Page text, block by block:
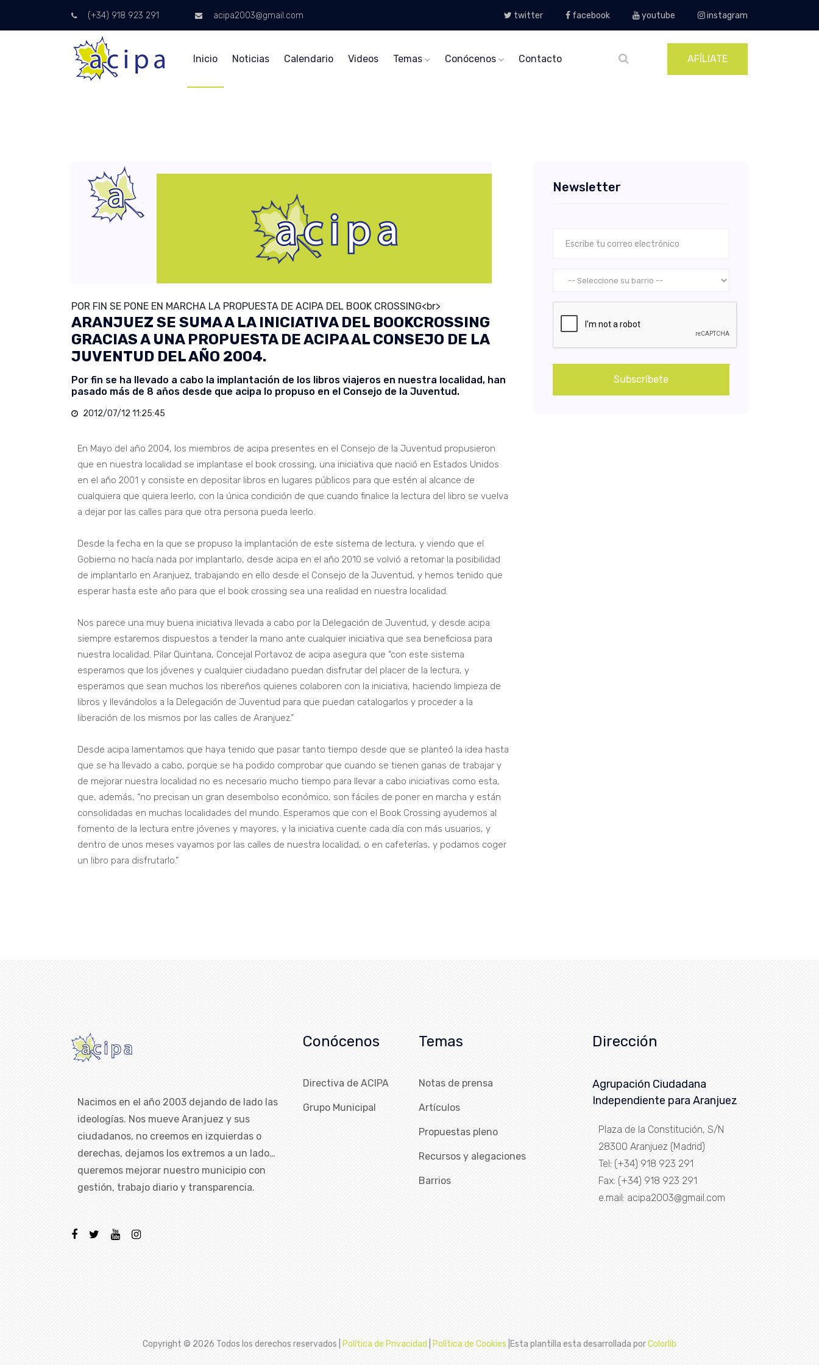
(+34) 918 923 291 acipa2003@gmail.com twitter facebook youtube instagram
Inicio Noticias Calendario Videos Temas Conócenos Contacto AFÍLIATE
POR FIN SE PONE EN MARCHA LA PROPUESTA DE ACIPA DEL BOOK CROSSING<br>
ARANJUEZ SE SUMA A LA INICIATIVA DEL BOOKCROSSING
GRACIAS A UNA PROPUESTA DE ACIPA AL CONSEJO DE LA
JUVENTUD DEL AÑO 2004.
Por fin se ha llevado a cabo la implantación de los libros viajeros en nuestra localidad, han
pasado más de 8 años desde que acipa lo propuso en el Consejo de la Juventud.
2012/07/12 11:25:45
En Mayo del año 2004, los miembros de acipa presentes en el Consejo de la Juventud propusieron
que en nuestra localidad se implantase el book crossing, una iniciativa que nació en Estados Unidos
en el año 2001 y consiste en depositar libros en lugares públicos para que estén al alcance de
cualquiera que quiera leerlo, con la única condición de que cuando finalice la lectura del libro se vuelva
a dejar por las calles para que otra persona pueda leerlo.
Desde la fecha en la que se propuso la implantación de este sistema de lectura, y viendo que el
Gobierno no hacía nada por implantarlo, desde acipa en el año 2010 se volvió a retomar la posibilidad
de implantarlo en Aranjuez, trabajando en ello desde el Consejo de la Juventud, y hemos tenido que
esperar hasta este año para que el book crossing sea una realidad en nuestra localidad.
Nos parece una muy buena iniciativa llevada a cabo por la Delegación de Juventud, y desde acipa
siempre estaremos dispuestos a tender la mano ante cualquier iniciativa que sea beneficiosa para
nuestra localidad. Pilar Quintana, Concejal Portavoz de acipa asegura que “con este sistema
esperamos que los jóvenes y cualquier ciudadano puedan disfrutar del placer de la lectura, y
esperamos que sean muchos los ribereños quienes colaboren con la iniciativa, haciendo limpieza de
libros y llevándolos a la Delegación de Juventud para que puedan catalogarlos y proceder a la
liberación de los mismos por las calles de Aranjuez.”
Desde acipa lamentamos que haya tenido que pasar tanto tiempo desde que se planteó la idea hasta
que se ha llevado a cabo, porque se ha podido comprobar que cuando se tienen ganas de trabajar y
de mejorar nuestra localidad no es necesario mucho tiempo para llevar a cabo iniciativas como esta,
que, además, “no precisan un gran desembolso económico, son fáciles de poner en marcha y están
consolidadas en muchas localidades del mundo. Esperamos que con el Book Crossing ayudemos al
fomento de la lectura entre jóvenes y mayores, y la iniciativa cuente cada día con más usuarios, y
dentro de unos meses vayamos por las calles de nuestra localidad, o en cafeterías, y podamos coger
un libro para disfrutarlo.”
Newsletter
Subscríbete
Nacimos en el año 2003 dejando de lado las
ideologías. Nos mueve Aranjuez y sus
ciudadanos, no creemos en izquierdas o
derechas, dejamos los extremos a un lado…
queremos mejorar nuestro municipio con
gestión, trabajo diario y transparencia.
Conócenos
Directiva de ACIPA
Grupo Municipal
Temas
Notas de prensa
Artículos
Propuestas pleno
Recursos y alegaciones
Barrios
Dirección
Agrupación Ciudadana
Independiente para Aranjuez
Plaza de la Constitución, S/N
28300 Aranjuez (Madrid)
Tel: (+34) 918 923 291
Fax: (+34) 918 923 291
e.mail: acipa2003@gmail.com
Copyright © 2026 Todos los derechos reservados | Política de Privacidad Política de Cookies |Esta plantilla esta desarrollada porColorlib